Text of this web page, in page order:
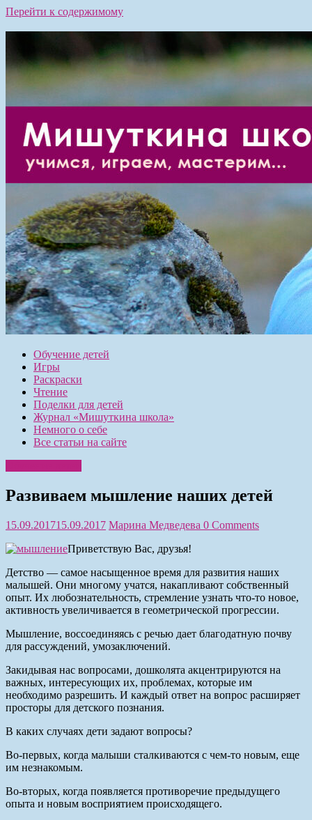
Перейти к содержимому
Обучение детей
Игры
Раскраски
Чтение
Поделки для детей
Журнал «Мишуткина школа»
Немного о себе
Все статьи на сайте
Развиваем мышление наших детей
15.09.201715.09.2017 Марина Медведева 0 Comments
Приветствую Вас, друзья!
Детство — самое насыщенное время для развития наших
малышей. Они многому учатся, накапливают собственный
опыт. Их любознательность, стремление узнать что-то новое,
активность увеличивается в геометрической прогрессии.
Мышление, воссоединяясь с речью дает благодатную почву
для рассуждений, умозаключений.
Закидывая нас вопросами, дошколята акцентрируются на
важных, интересующих их, проблемах, которые им
необходимо разрешить. И каждый ответ на вопрос расширяет
просторы для детского познания.
В каких случаях дети задают вопросы?
Во-первых, когда малыши сталкиваются с чем-то новым, еще
им незнакомым.
Во-вторых, когда появляется противоречие предыдущего
опыта и новым восприятием происходящего.